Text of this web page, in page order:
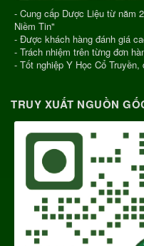
- Cung cấp Dược Liệu từ năm
Niềm Tin"
- Được khách hàng đánh giá
- Trách nhiệm trên từng đơn
- Tốt nghiệp Y Học Cổ Truyền,
TRUY XUẤT NGUỒN